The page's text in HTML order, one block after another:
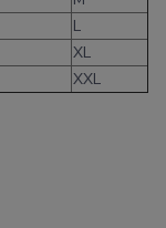
L
XL
XXL